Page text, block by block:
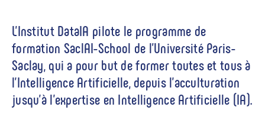
L’Institut DataIA pilote le programme de
formation SaclAI-School de l’Université Paris-
Saclay, qui a pour but de former toutes et tous à
l'Intelligence Artificielle, depuis l'acculturation
jusqu'à l'expertise en Intelligence Artificielle (IA).